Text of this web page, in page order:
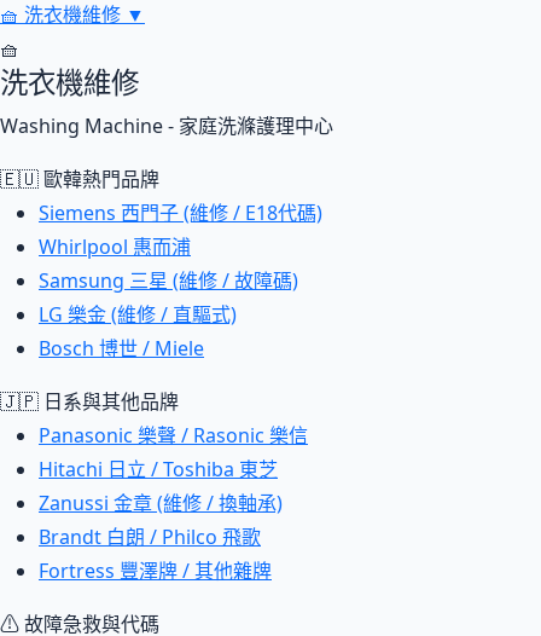
🧺 洗衣機維修 ▼
🧺
洗衣機維修
Washing Machine - 家庭洗滌護理中心
🇪🇺 歐韓熱門品牌
Siemens 西門子 (維修 / E18代碼)
Whirlpool 惠而浦
Samsung 三星 (維修 / 故障碼)
LG 樂金 (維修 / 直驅式)
Bosch 博世 / Miele
🇯🇵 日系與其他品牌
Panasonic 樂聲 / Rasonic 樂信
Hitachi 日立 / Toshiba 東芝
Zanussi 金章 (維修 / 換軸承)
Brandt 白朗 / Philco 飛歌
Fortress 豐澤牌 / 其他雜牌
⚠ 故障急救與代碼